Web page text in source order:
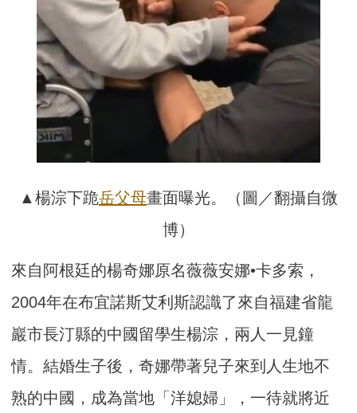
▲楊淙下跪岳父母畫面曝光。（圖／翻攝自微
博）
來自阿根廷的楊奇娜原名薇薇安娜•卡多索，
2004年在布宜諾斯艾利斯認識了來自福建省龍
巖市長汀縣的中國留學生楊淙，兩人一見鐘
情。結婚生子後，奇娜帶著兒子來到人生地不
熟的中國，成為當地「洋媳婦」，一待就將近